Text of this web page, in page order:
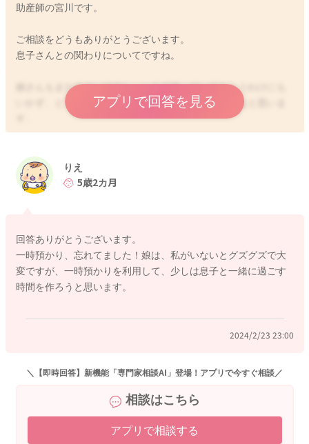
助産師の宮川です。
ご相談をどうもありがとうございます。
息子さんとの関わりについてですね。
娘さんもまだ小さいですし、一人で待っていてもらうわけにも
いかず、とても心苦しい思いをされているのだろうなと思いま
息子さんも色々と我慢をしてくれていることも多そうですね。
読ませていただき、りえさんがお一人で抱えるのも限界はない
かなと思いました。
月に数回、週に一度でも娘さんを数時間でも一時預かりをされ
てみて、息子さんと二人だけになれる時間を設けられるように
されるのはいかがでしょうか？
そして旦那さんにも事情を再度とお伝えいただき、家族の時間
になると、息子さんにとっても安心できる、ホッとできるよう
一時預かりなどの活用していただきつつ、作ってみるのも良い
アプリで回答を見る
りえ
5歳2カ月
回答ありがとうございます。
一時預かり、忘れてました！娘は、私がいないとグズグズで大
変ですが、一時預かりを利用して、少しは息子と一緒に過ごす
時間を作ろうと思います。
2024/2/23 23:00
＼【即時回答】新機能「専門家相談AI」登場！アプリで今すぐ相談／
相談はこちら
アプリで相談する